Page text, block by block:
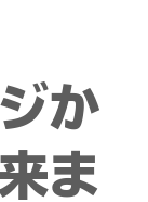
か
ま